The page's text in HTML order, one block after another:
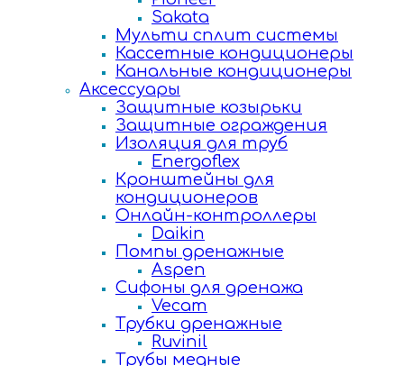
Sakata
Мульти сплит системы
Кассетные кондиционеры
Канальные кондиционеры
Аксессуары
Защитные козырьки
Защитные ограждения
Изоляция для труб
Energoflex
Кронштейны для
кондиционеров
Онлайн-контроллеры
Daikin
Помпы дренажные
Aspen
Сифоны для дренажа
Vecam
Трубки дренажные
Ruvinil
Трубы медные